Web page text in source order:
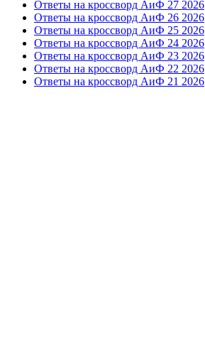
Ответы на кроссворд АиФ 27 2026
Ответы на кроссворд АиФ 26 2026
Ответы на кроссворд АиФ 25 2026
Ответы на кроссворд АиФ 24 2026
Ответы на кроссворд АиФ 23 2026
Ответы на кроссворд АиФ 22 2026
Ответы на кроссворд АиФ 21 2026